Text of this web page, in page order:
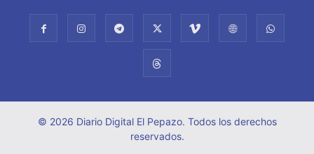
© 2026 Diario Digital El Pepazo. Todos los derechos
reservados.